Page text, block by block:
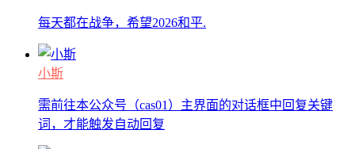
每天都在战争，希望2026和平.
小斯
需前往本公众号（cas01）主界面的对话框中回复关键
词，才能触发自动回复